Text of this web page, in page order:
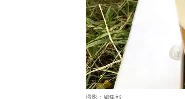
撮影：編集部